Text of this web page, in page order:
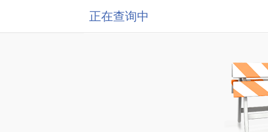
正在查询中